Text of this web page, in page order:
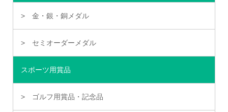
金・銀・銅メダル
セミオーダーメダル
スポーツ用賞品
ゴルフ用賞品・記念品